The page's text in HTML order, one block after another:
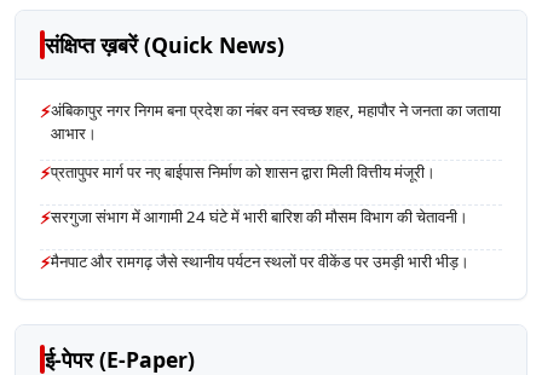
संक्षिप्त ख़बरें (Quick News)
⚡अंबिकापुर नगर निगम बना प्रदेश का नंबर वन स्वच्छ शहर, महापौर ने जनता का जताया
आभार।
⚡प्रतापुपर मार्ग पर नए बाईपास निर्माण को शासन द्वारा मिली वित्तीय मंजूरी।
⚡सरगुजा संभाग में आगामी 24 घंटे में भारी बारिश की मौसम विभाग की चेतावनी।
⚡मैनपाट और रामगढ़ जैसे स्थानीय पर्यटन स्थलों पर वीकेंड पर उमड़ी भारी भीड़।
ई-पेपर (E-Paper)